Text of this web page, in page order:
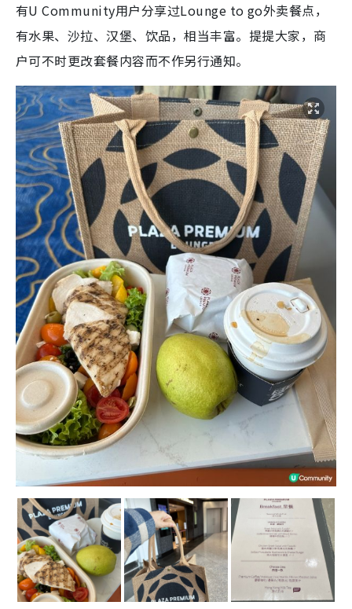
有U Community用户分享过Lounge to go外卖餐点，
有水果、沙拉、汉堡、饮品，相当丰富。提提大家，商
户可不时更改套餐内容而不作另行通知。